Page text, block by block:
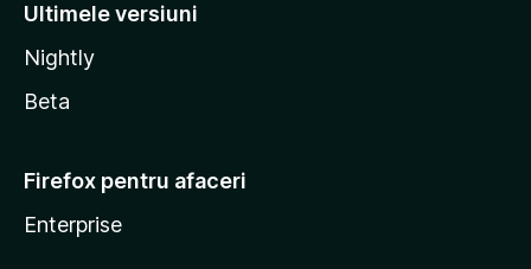
Ultimele versiuni
Nightly
Beta
Firefox pentru afaceri
Enterprise